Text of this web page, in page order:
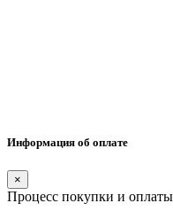
Информация об оплате
×
Процесс покупки и оплаты